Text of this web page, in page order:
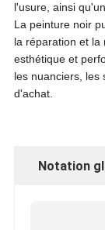
l'usure, ainsi
La peinture noir
la réparation et la
esthétique et
les nuanciers, les
d'achat.
Notation